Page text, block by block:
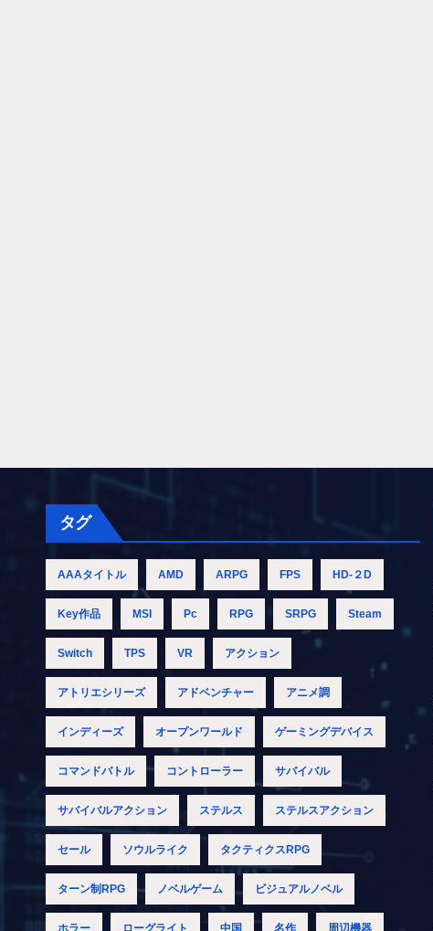
タグ
AAAタイトル AMD ARPG FPS HD-２D
Key作品 MSI Pc RPG SRPG Steam
Switch TPS VR アクション
アトリエシリーズ アドベンチャー アニメ調
インディーズ オープンワールド ゲーミングデバイス
コマンドバトル コントローラー サバイバル
サバイバルアクション ステルス ステルスアクション
セール ソウルライク タクティクスRPG
ターン制RPG ノベルゲーム ビジュアルノベル
ホラー ローグライト 中国 名作 周辺機器